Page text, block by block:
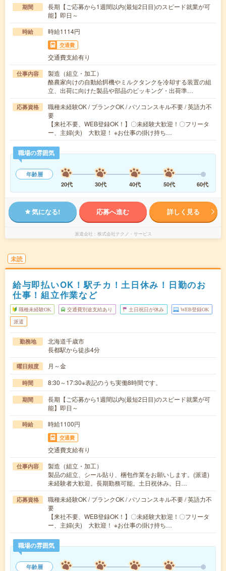
期間
長期【ご応募から1週間以内(最短2日目)のスピード就業が可
能】即日～
時給 時給1114円
交通費
交通費支給有り
仕事内容
製造（組立・加工）
酪農家向けの自動給餌機やミルクタンクを冷却する装置の組
立、出荷に向けた製品や部品のピッキング・出荷準…
応募資格
職種未経験OK / ブランクOK / パソコンスキル不要 / 英語力不
要
【来社不要、WEB登録OK！】〇未経験大歓迎！〇フリータ
ー、主婦(夫) 大歓迎！ ※お仕事の掛け持ち…
職場の雰囲気
年齢層
20代
30代 40代 50代 60代
気になる! 応募へ進む 詳しく見る
派遣会社 株式会社テクノ・サービス
未読
給与即払いOK！駅チカ！土日休み！日勤のお
仕事！組立作業など
職種未経験OK 交通費別途支給あり 土日祝日が休み WEB登録OK
派遣
勤務地
北海道千歳市
長都駅から徒歩4分
曜日頻度 月～金
時間 8:30～17:30※表記のうち実働8時間です。
期間
長期【ご応募から1週間以内(最短2日目)のスピード就業が可
能】即日～
時給 時給1100円
交通費
交通費支給有り
仕事内容
製造（組立・加工）
製品の組立、シール貼り、梱包作業をお願いします。(派遣)
未経験者大歓迎。長期勤務可能。土日祝休み。日…
応募資格
職種未経験OK / ブランクOK / パソコンスキル不要 / 英語力不
要
【来社不要、WEB登録OK！】〇未経験大歓迎！〇フリータ
ー、主婦(夫) 大歓迎！ ※お仕事の掛け持ち…
職場の雰囲気
年齢層